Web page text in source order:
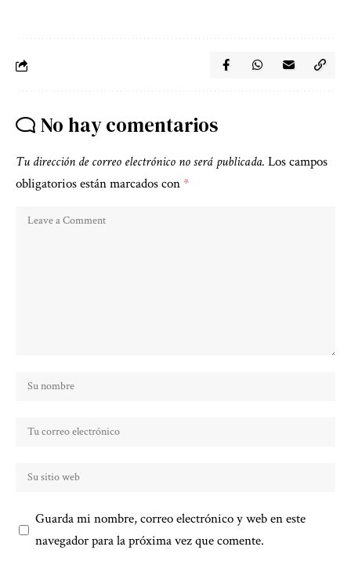
No hay comentarios
Tu dirección de correo electrónico no será publicada. Los campos
obligatorios están marcados con*
Guarda mi nombre, correo electrónico y web en este
navegador para la próxima vez que comente.